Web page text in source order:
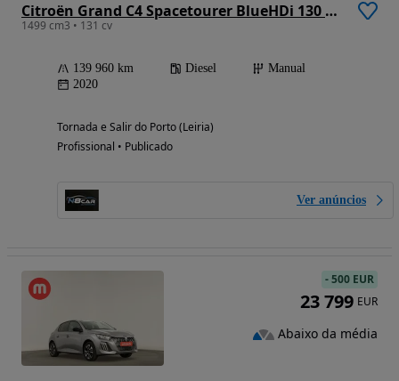
Citroën Grand C4 Spacetourer BlueHDi 130 Stop&Start FEEL
1499 cm3 • 131 cv
139 960 km Diesel
Manual
2020
Tornada e Salir do Porto (Leiria)
Profissional • Publicado
Ver anúncios
-500 EUR
23 799 EUR
Abaixo da média